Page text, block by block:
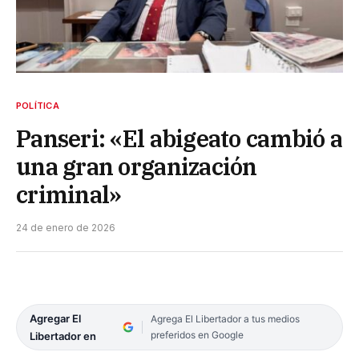
POLÍTICA
Panseri: «El abigeato cambió a
una gran organización
criminal»
24 de enero de 2026
Agregar El
Libertador en
Agrega El Libertador a tus medios
preferidos en Google